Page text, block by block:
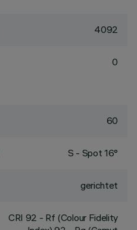
4092
0
60
S - Spot 16°
gerichtet
CRI 92 - Rf (Colour Fidelity